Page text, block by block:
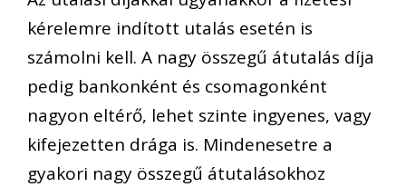
kérelemre indított utalás esetén is
számolni kell. A nagy összegű átutalás díja
pedig bankonként és csomagonként
nagyon eltérő, lehet szinte ingyenes, vagy
kifejezetten drága is. Mindenesetre a
gyakori nagy összegű átutalásokhoz